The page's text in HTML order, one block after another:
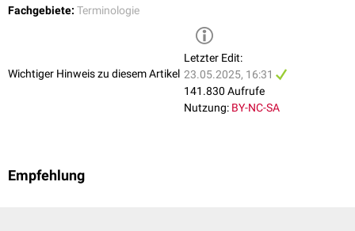
Fachgebiete: Terminologie
Wichtiger Hinweis zu diesem Artikel
Letzter Edit:
23.05.2025, 16:31
141.830 Aufrufe
Nutzung: BY-NC-SA
Empfehlung